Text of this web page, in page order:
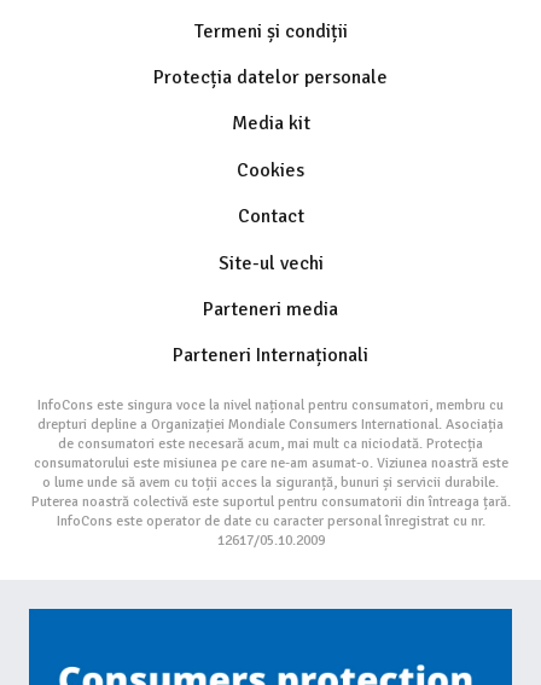
Termeni și condiții
Protecția datelor personale
Media kit
Cookies
Contact
Site-ul vechi
Parteneri media
Parteneri Internaționali
InfoCons este singura voce la nivel național pentru consumatori, membru cu
drepturi depline a Organizației Mondiale Consumers International. Asociația
de consumatori este necesară acum, mai mult ca niciodată. Protecția
consumatorului este misiunea pe care ne-am asumat-o. Viziunea noastră este
o lume unde să avem cu toții acces la siguranță, bunuri și servicii durabile.
Puterea noastră colectivă este suportul pentru consumatorii din întreaga țară.
InfoCons este operator de date cu caracter personal înregistrat cu nr.
12617/05.10.2009